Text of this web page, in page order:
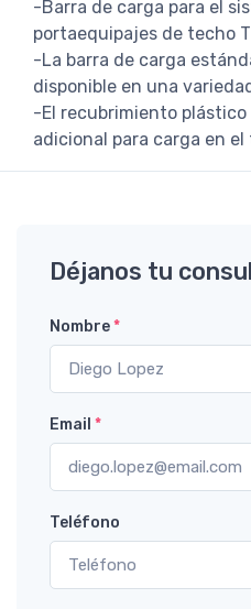
-Barra de carga para el
portaequipajes de techo
-La barra de carga
disponible en una
-El recubrimiento
adicional para carga en
Déjanos tu
Nombre*
Email *
Teléfono